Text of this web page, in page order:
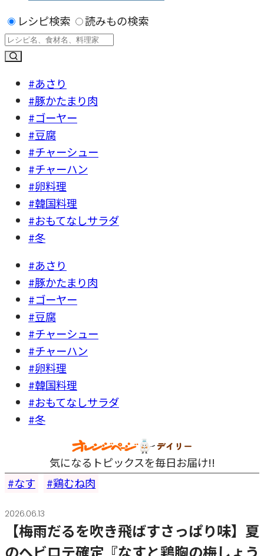
レシピ検索
読みもの検索
#あさり
#豚かたまり肉
#ゴーヤー
#豆腐
#チャーシュー
#チャーハン
#卵料理
#韓国料理
#おもてなしサラダ
#冬
#あさり
#豚かたまり肉
#ゴーヤー
#豆腐
#チャーシュー
#チャーハン
#卵料理
#韓国料理
#おもてなしサラダ
#冬
気になるトピックスを毎日お届け!!
なす
鶏むね肉
2026.06.13
【梅雨だるを吹き飛ばすさっぱり味】夏
のヘビロテ確定『なすと鶏胸の梅しょう